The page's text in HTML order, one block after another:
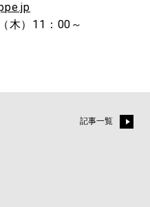
木）11：00～
記事一覧